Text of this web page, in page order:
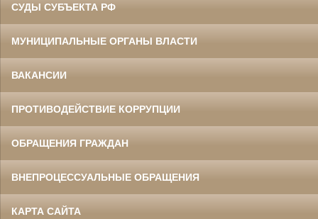
СУДЫ СУБЪЕКТА РФ
МУНИЦИПАЛЬНЫЕ ОРГАНЫ ВЛАСТИ
ВАКАНСИИ
ПРОТИВОДЕЙСТВИЕ КОРРУПЦИИ
ОБРАЩЕНИЯ ГРАЖДАН
ВНЕПРОЦЕССУАЛЬНЫЕ ОБРАЩЕНИЯ
КАРТА САЙТА